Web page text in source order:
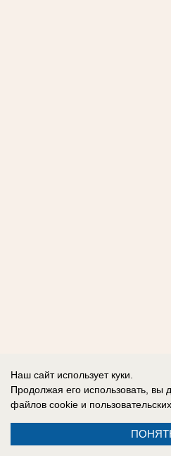
Наш сайт использует куки.
Продолжая его использовать, вы
файлов cookie и